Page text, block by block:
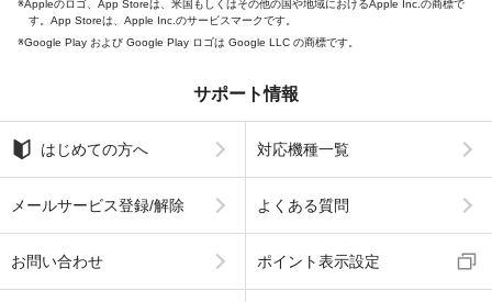
Appleのロゴ、App Storeは、米国もしくはその他の国や地域におけるApple Inc.の商標で
す。App Storeは、Apple Inc.のサービスマークです。
Google Play および Google Play ロゴは Google LLC の商標です。
サポート情報
はじめての方へ 対応機種一覧
メールサービス登録/解除 よくある質問
お問い合わせ ポイント表示設定